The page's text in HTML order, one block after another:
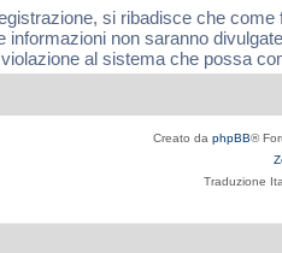
si ribadisce che
non saranno
al sistema che possa
Creato da phpBB®
Traduzione